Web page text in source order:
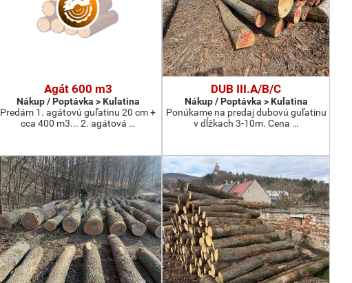
Agát 600 m3
Nákup / Poptávka > Kulatina
Predám 1. agátovú guľatinu 20 cm +
cca 400 m3... 2. agátová …
DUB III.A/B/C
Nákup / Poptávka > Kulatina
Ponúkame na predaj dubovú guľatinu
v dĺžkach 3-10m. Cena …